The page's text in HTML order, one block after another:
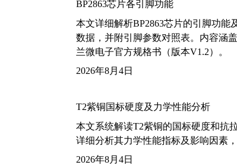
BP2863芯片各引脚功能
本文详细解析BP2863芯片的引脚功
数据，并附引脚参数对照表。内容涵
兰微电子官方规格书（版本V1.2）。
2026年8月4日
T2紫铜国标硬度及力学性能分析
本文系统解读T2紫铜的国标硬度和抗
详细分析其力学性能指标及影响因素
2026年8月4日